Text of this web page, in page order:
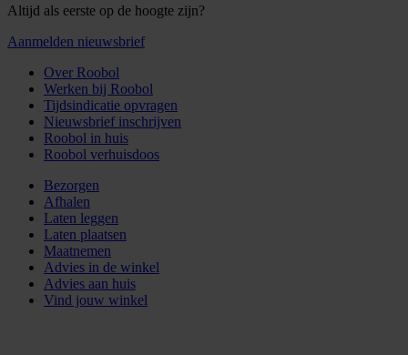
Altijd als eerste op de hoogte zijn?
Aanmelden nieuwsbrief
Over Roobol
Werken bij Roobol
Tijdsindicatie opvragen
Nieuwsbrief inschrijven
Roobol in huis
Roobol verhuisdoos
Bezorgen
Afhalen
Laten leggen
Laten plaatsen
Maatnemen
Advies in de winkel
Advies aan huis
Vind jouw winkel